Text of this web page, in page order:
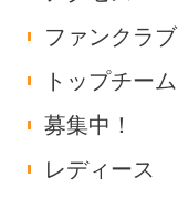
ファンクラブ
トップチーム
募集中！
レディース